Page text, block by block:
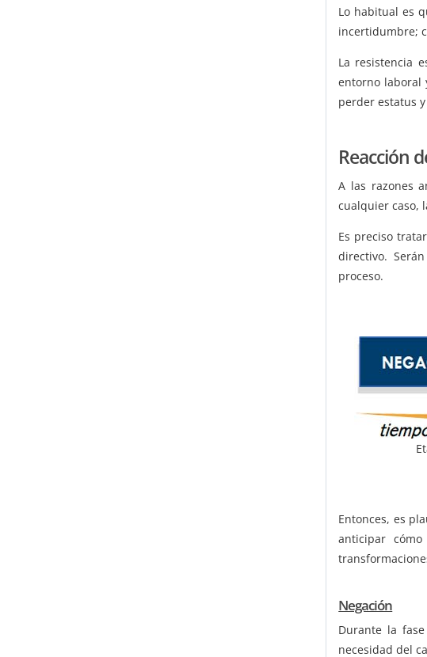
Lo habitual es
incertidumbre;
La resistencia
entorno laboral
perder estatus
Reacción
A las razones
cualquier caso,
Es preciso
directivo.
proceso.
Entonces, es
anticipar
Negación
Durante la
necesidad del